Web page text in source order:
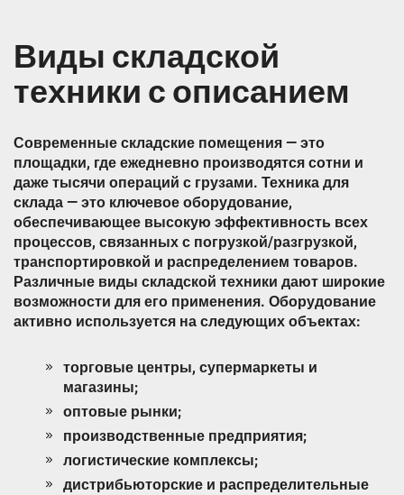
Виды складской
техники с описанием
Современные складские помещения — это
площадки, где ежедневно производятся сотни и
даже тысячи операций с грузами. Техника для
склада — это ключевое оборудование,
обеспечивающее высокую эффективность всех
процессов, связанных с погрузкой/разгрузкой,
транспортировкой и распределением товаров.
Различные виды складской техники дают широкие
возможности для его применения. Оборудование
активно используется на следующих объектах:
торговые центры, супермаркеты и
магазины;
оптовые рынки;
производственные предприятия;
логистические комплексы;
дистрибьюторские и распределительные